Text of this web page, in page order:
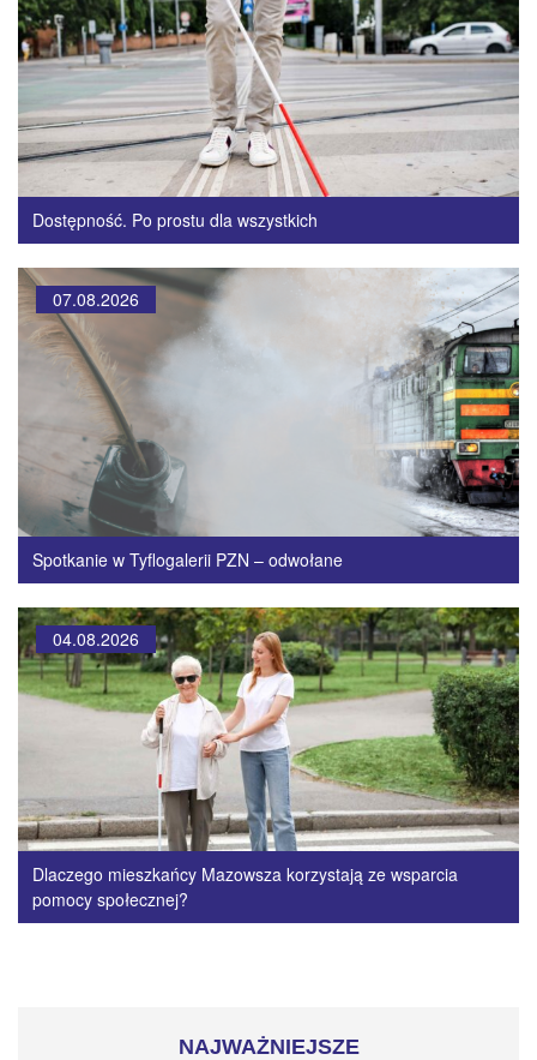
Dostępność. Po prostu dla wszystkich
07.08.2026
Spotkanie w Tyflogalerii PZN – odwołane
04.08.2026
Dlaczego mieszkańcy Mazowsza korzystają ze wsparcia
pomocy społecznej?
NAJWAŻNIEJSZE